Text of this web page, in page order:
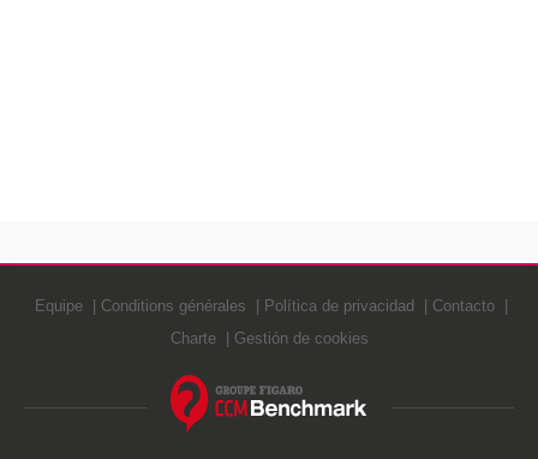
Equipe Conditions générales Política de privacidad
Contacto
Charte
Gestión de cookies